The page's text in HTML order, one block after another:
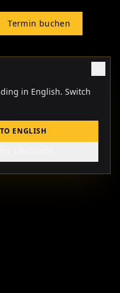
Termin buchen
in English. Switch
ENGLISH